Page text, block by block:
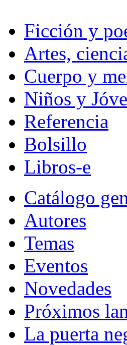
Ficción y
Artes,
Cuerpo y
Niños y
Referencia
Bolsillo
Libros-e
Catálogo
Autores
Temas
Eventos
Novedades
Próximos
La puerta